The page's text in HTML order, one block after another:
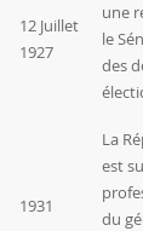
12 Juillet
1927
une
le
des
1931
La
est
du